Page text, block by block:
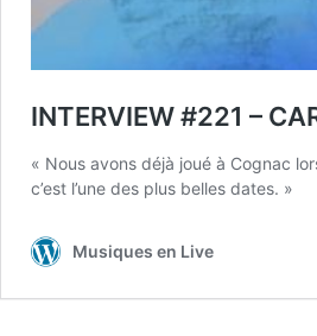
INTERVIEW #221 –
« Nous avons déjà joué à Cognac
c’est l’une des plus belles dates. »
Musiques en Live